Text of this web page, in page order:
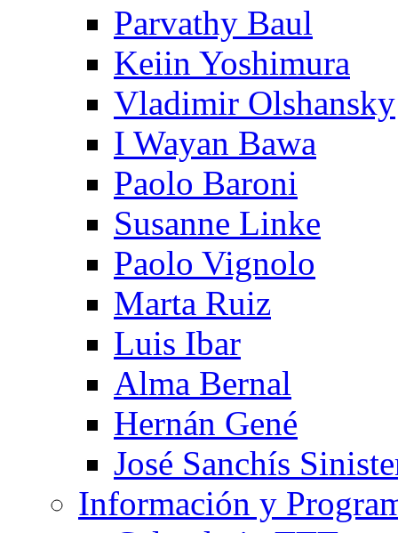
Parvathy Baul
Keiin Yoshimura
Vladimir Olshansky
I Wayan Bawa
Paolo Baroni
Susanne Linke
Paolo Vignolo
Marta Ruiz
Luis Ibar
Alma Bernal
Hernán Gené
José Sanchís
Información y